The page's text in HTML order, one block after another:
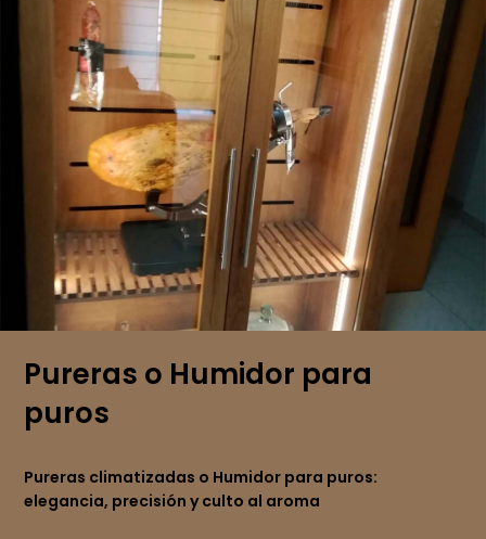
Pureras o Humidor para
puros
Pureras climatizadas o Humidor para puros:
elegancia, precisión y culto al aroma